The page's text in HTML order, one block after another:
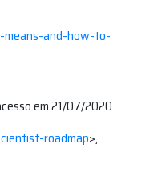
and-how-to-
em 21/07/2020.
roadmap>,